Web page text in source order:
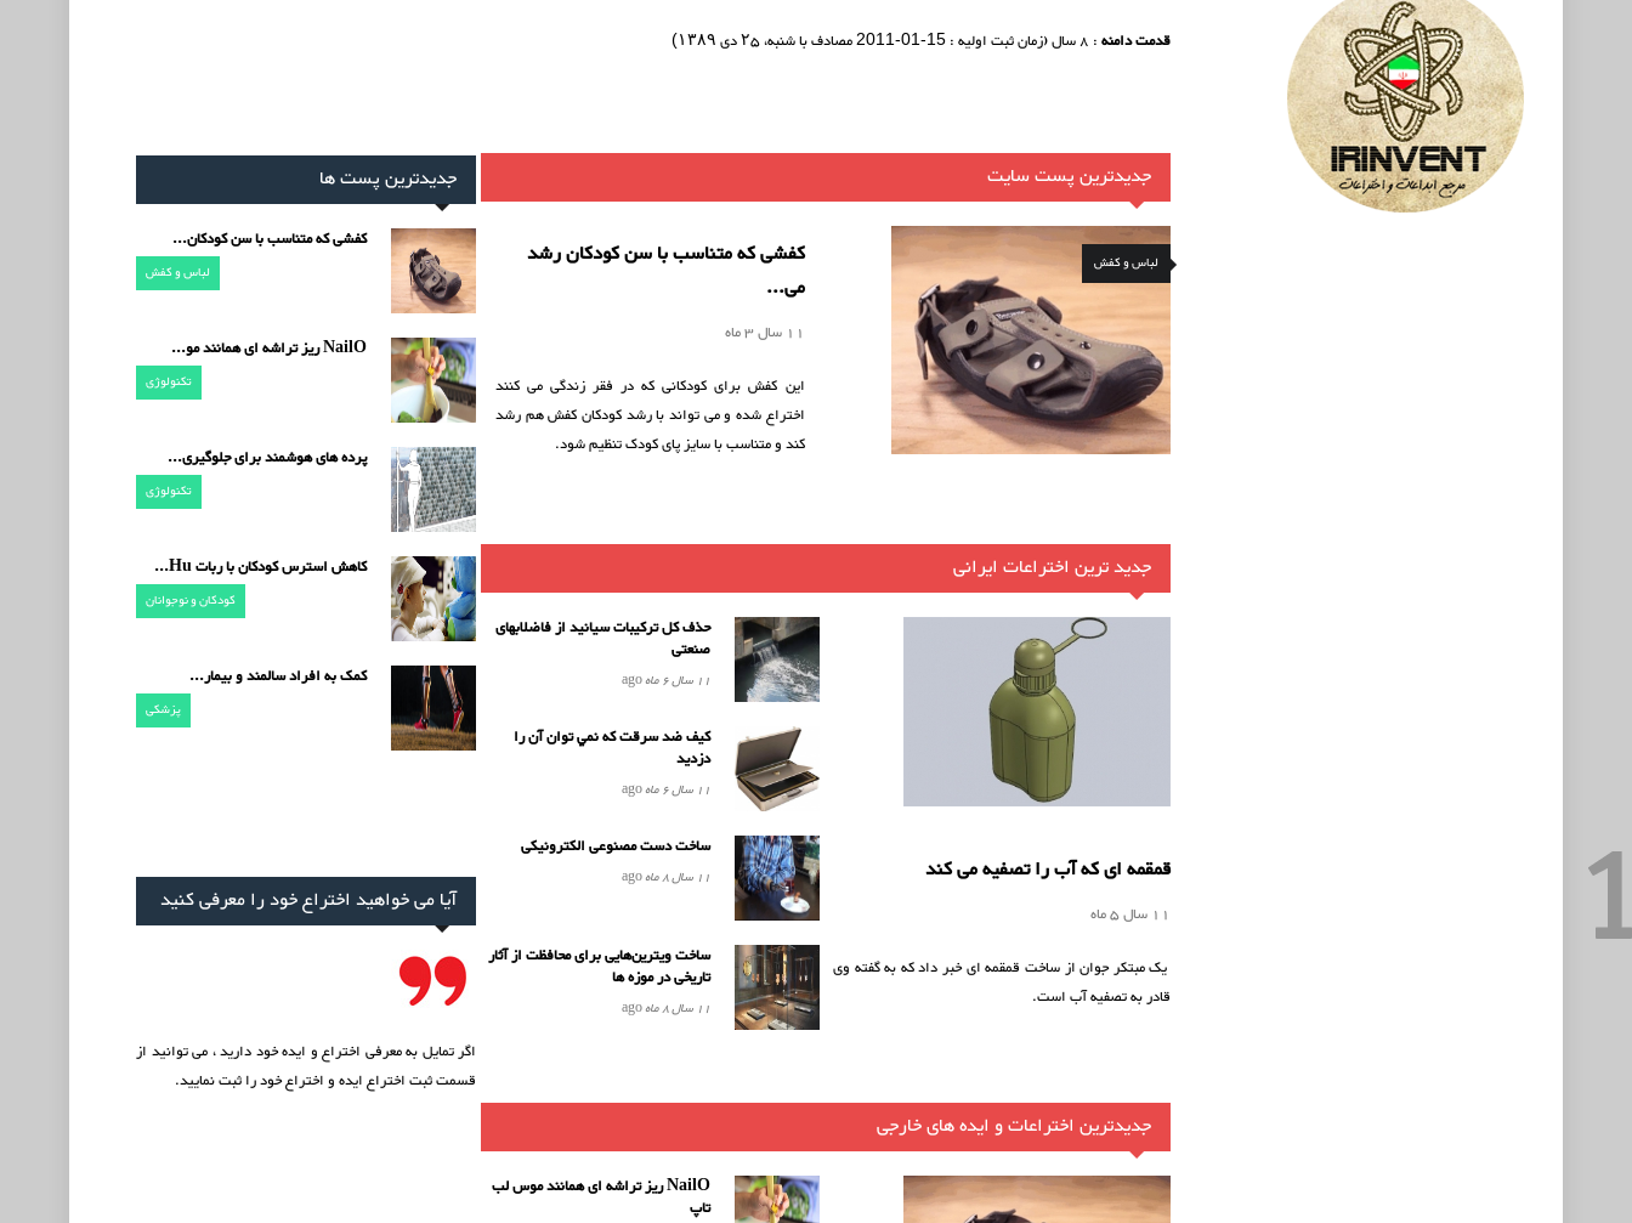
قدمت دامنه: 8 سال (زمان ثبت اولیه : 2011-01-15مصادف با شنبه،۲۵دی۱۳۸۹)
جدیدترین پست سایت
لباس و کفش
کفشی که متناسب با سن کودکان رشد
می...
11 سال 3 ماه
این کفش برای کودکانی که در فقر زندگی می کنند
اختراع شده و می تواند با رشد کودکان کفش هم رشد
کند و متناسب با سایز پای کودک تنظیم شود.
جدید ترین اختراعات ایرانی
قمقمه ای که آب را تصفیه می کند
11 سال 5 ماه
یک مبتکر جوان از ساخت قمقمه ای خبر داد که به گفته وی
قادر به تصفیه آب است.
حذف‌ کل ترکیبات سیانید از فاضلابهای
صنعتی
11 سال 6 ماه ago
كيف ضد سرقت كه نمي توان آن را
دزديد
11 سال 6 ماه ago
ساخت دست مصنوعی الکترونیکی
11 سال 8 ماه ago
ساخت ویترین‌هایی برای محافظت از آثار
تاریخی در موزه ها
11 سال 8 ماه ago
جدیدترین اختراعات و ایده های خارجی
NailO ریز تراشه ای همانند موس لب
تاپ
جدیدترین پست ها
کفشی که متناسب با سن کودکان...
لباس و کفش
NailO ریز تراشه ای همانند مو...
تکنولوژی
پرده های هوشمند برای جلوگیری...
تکنولوژی
کاهش استرس کودکان با ربات Hu...
کودکان و نوجوانان
کمک به افراد سالمند و بیمار...
پزشکی
آیا می خواهید اختراع خود را معرفی کنید
اگر تمایل به معرفی اختراع و ایده خود دارید ، می توانید از
قسمتثبت اختراع ایدهو اختراع خود را ثبت نمایید.